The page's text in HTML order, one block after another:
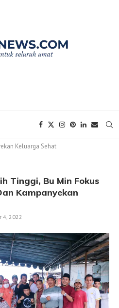
Keluarga Sehat
Tinggi, Bu Min Fokus
Kampanyekan
4, 2022